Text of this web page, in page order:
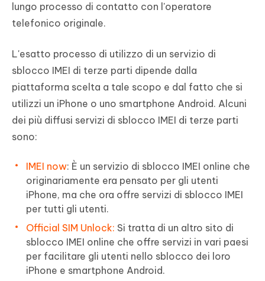
lungo processo di contatto con l'operatore
telefonico originale.
L'esatto processo di utilizzo di un servizio di
sblocco IMEI di terze parti dipende dalla
piattaforma scelta a tale scopo e dal fatto che si
utilizzi un iPhone o uno smartphone Android. Alcuni
dei più diffusi servizi di sblocco IMEI di terze parti
sono:
IMEI now: È un servizio di sblocco IMEI online che
originariamente era pensato per gli utenti
iPhone, ma che ora offre servizi di sblocco IMEI
per tutti gli utenti.
Official SIM Unlock: Si tratta di un altro sito di
sblocco IMEI online che offre servizi in vari paesi
per facilitare gli utenti nello sblocco dei loro
iPhone e smartphone Android.